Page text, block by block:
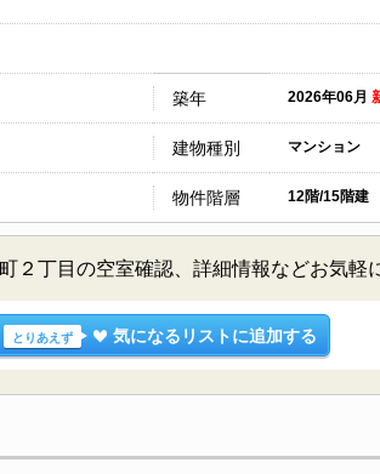
築年 2026年06月
建物種別 マンション
物件階層 12階/15階建
２丁目の空室確認、詳細情報などお気軽
とりあえず 気になるリストに追加する